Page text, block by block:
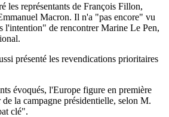
les représentants de François Fillon,
Macron. Il n'a "pas encore" vu
l'intention" de rencontrer Marine Le Pen,
présenté les revendications prioritaires
évoqués, l'Europe figure en première
la campagne présidentielle, selon M.
clé".